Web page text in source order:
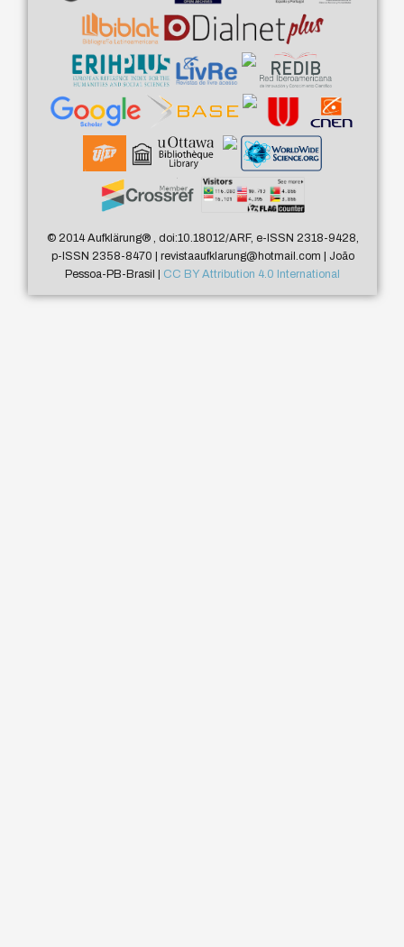
© 2014 Aufklärung®, doi:10.18012/ARF, e-ISSN 2318-9428,
p-ISSN 2358-8470 | revistaaufklarung@hotmail.com | João
Pessoa-PB-Brasil | CC BY Attribution 4.0 International